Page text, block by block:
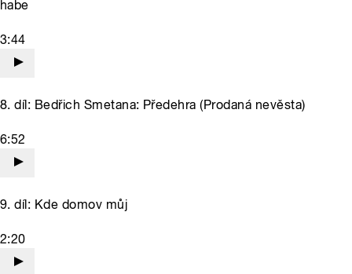
habe
3:44
8. díl: Bedřich Smetana: Předehra (Prodaná nevěsta)
6:52
9. díl: Kde domov můj
2:20